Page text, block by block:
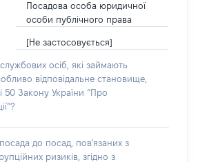
Посадова особа юридичної
особи публічного права
[Не застосовується]
осіб, які займають
відповідальне становище,
50 Закону України “Про
до посад, пов'язаних з
ризиків, згідно з